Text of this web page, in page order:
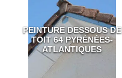
PEINTURE DESSOUS DE
TOIT 64 PYRÉNÉES-
ATLANTIQUES